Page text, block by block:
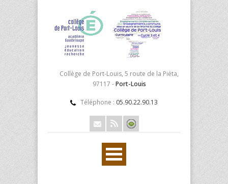
Collège de Port-Louis, 5 route de la Piéta,
97117 -Port-Louis
Téléphone : 05.90.22.90.13